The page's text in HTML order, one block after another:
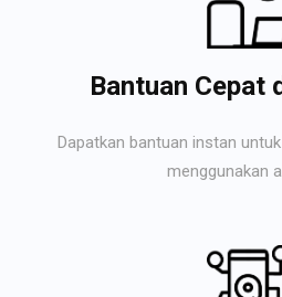
Bantuan Cepat
Dapatkan bantuan instan
menggunakan